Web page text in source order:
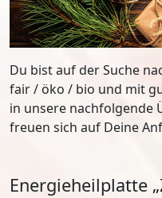
Du bist auf der Suche
fair / öko / bio und mit
in unsere nachfolgende
freuen sich auf Deine
Energieheilplatte